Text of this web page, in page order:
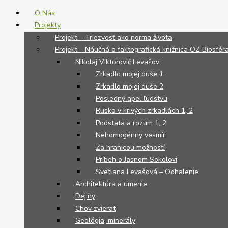
O Nás
Projekty
Projekt – Triezvosť ako norma života
Projekt – Náučná a faktografická knižnica OZ
Nikolaj Viktorovič Levašov
Zrkadlo mojej duše 1
Zrkadlo mojej duše 2
Posledný apel ľudstvu
Rusko v krivých zrkadlách 1, 2
Podstata a rozum 1, 2
Nehomogénny vesmír
Za hranicou možností
Príbeh o Jasnom Sokolovi
Svetlana Levašová – Odhalenie
Architektúra a umenie
Dejiny
Chov zvierat
Geológia, minerály